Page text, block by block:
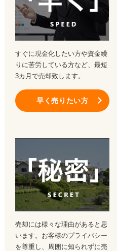
すぐに現金化したい方や資金繰
りに苦労している方など、最短
3カ月で売却致します。
早く売りたい方
売却には様々な理由があると思
います。お客様のプライバシー
を尊重し、周囲に知られずに売